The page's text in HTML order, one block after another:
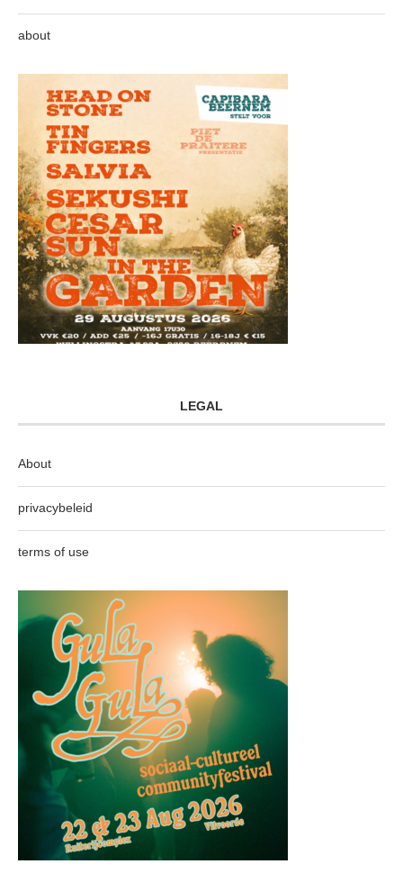
about
LEGAL
About
privacybeleid
terms of use